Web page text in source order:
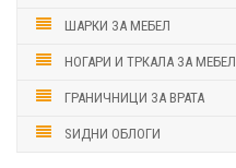
ШАРКИ ЗА МЕБЕЛ
НОГАРИ И ТРКАЛА ЗА МЕБЕЛ
ГРАНИЧНИЦИ ЗА ВРАТА
ЅИДНИ ОБЛОГИ